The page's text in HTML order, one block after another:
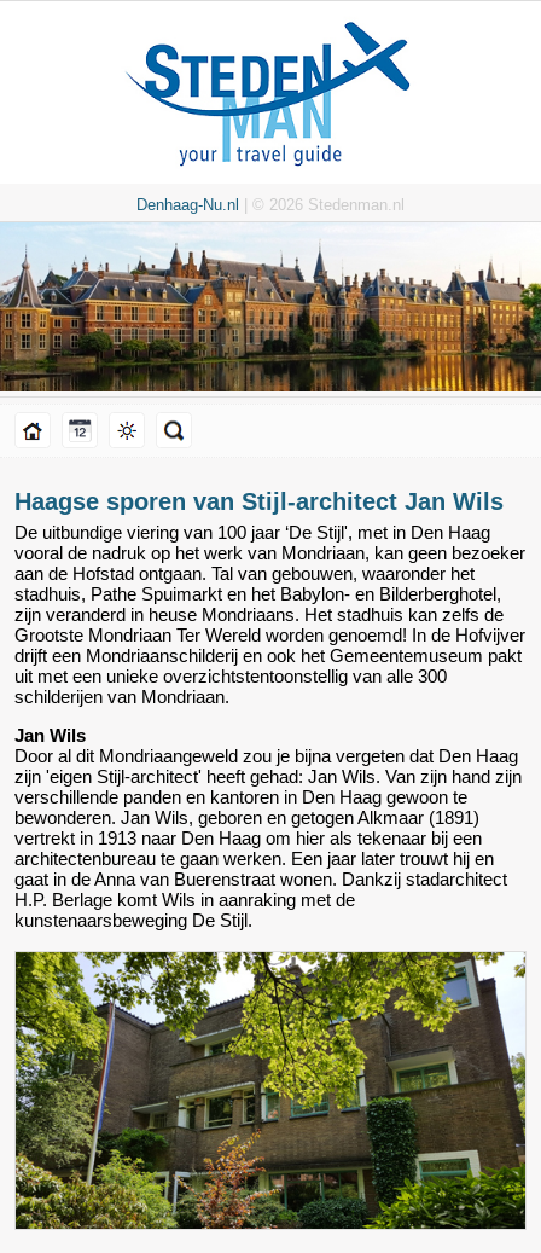
Denhaag-Nu.nl | © 2026 Stedenman.nl
Haagse sporen van Stijl-architect Jan Wils
De uitbundige viering van 100 jaar ‘De Stijl', met in Den Haag
vooral de nadruk op het werk van Mondriaan, kan geen bezoeker
aan de Hofstad ontgaan. Tal van gebouwen, waaronder het
stadhuis, Pathe Spuimarkt en het Babylon- en Bilderberghotel,
zijn veranderd in heuse Mondriaans. Het stadhuis kan zelfs de
Grootste Mondriaan Ter Wereld worden genoemd! In de Hofvijver
drijft een Mondriaanschilderij en ook het Gemeentemuseum pakt
uit met een unieke overzichtstentoonstellig van alle 300
schilderijen van Mondriaan.
Jan Wils
Door al dit Mondriaangeweld zou je bijna vergeten dat Den Haag
zijn 'eigen Stijl-architect' heeft gehad: Jan Wils. Van zijn hand zijn
verschillende panden en kantoren in Den Haag gewoon te
bewonderen. Jan Wils, geboren en getogen Alkmaar (1891)
vertrekt in 1913 naar Den Haag om hier als tekenaar bij een
architectenbureau te gaan werken. Een jaar later trouwt hij en
gaat in de Anna van Buerenstraat wonen. Dankzij stadarchitect
H.P. Berlage komt Wils in aanraking met de
kunstenaarsbeweging De Stijl.